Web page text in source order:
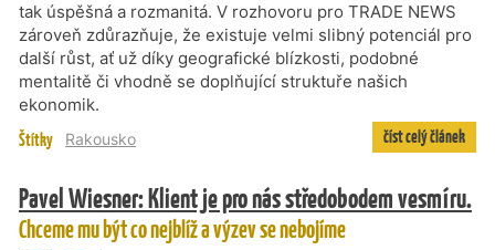
tak úspěšná a rozmanitá. V rozhovoru pro TRADE NEWS
zároveň zdůrazňuje, že existuje velmi slibný potenciál pro
další růst, ať už díky geografické blízkosti, podobné
mentalitě či vhodně se doplňující struktuře našich
ekonomik.
Štítky Rakousko číst celý článek
Pavel Wiesner: Klient je pro nás středobodem vesmíru.
Chceme mu být co nejblíž a výzev se nebojíme